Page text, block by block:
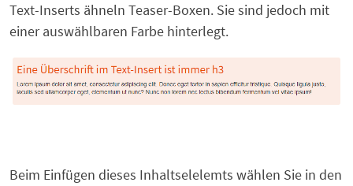
Text-Inserts ähneln Teaser-Boxen. Sie sind jedoch mit
einer auswählbaren Farbe hinterlegt.
Beim Einfügen dieses Inhaltselelemts wählen Sie in den